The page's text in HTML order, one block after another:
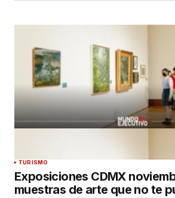
TURISMO
Exposiciones CDMX
muestras de arte que no te